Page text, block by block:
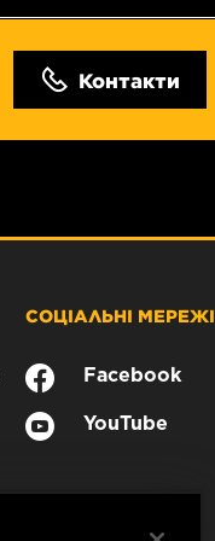
Контакти
СОЦІАЛЬНІ МЕРЕЖІ
Facebook
YouTube